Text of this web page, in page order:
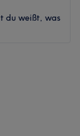
du weißt, was